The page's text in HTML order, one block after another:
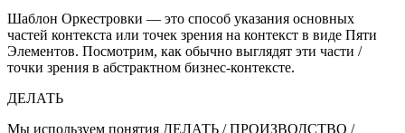
Шаблон Оркестровки — это способ указания основных
частей контекста или точек зрения на контекст в виде Пяти
Элементов. Посмотрим, как обычно выглядят эти части /
точки зрения в абстрактном бизнес-контексте.
ДЕЛАТЬ
Мы используем понятия ДЕЛАТЬ / ПРОИЗВОДСТВО /